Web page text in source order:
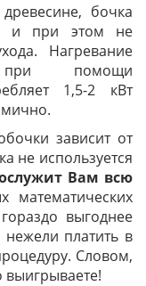
бочка
и при этом не
Нагревание
при помощи
1,5-2 кВт
зависит от
не используется
Вам всю
выгоднее
платить в
Словом,
выигрываете!